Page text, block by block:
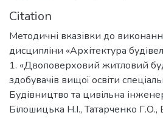
Citation
Методичні вказівки до
дисципліни «Архітектура
1. «Двоповерховий житловий
здобувачів вищої освіти
Будівництво та цивільна
Білошицька Н.І., Татарченко